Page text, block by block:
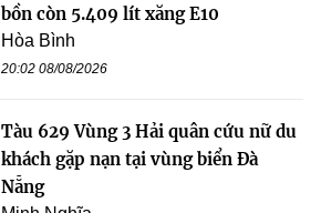
bồn còn 5.409 lít xăng E10
Hòa Bình
20:02 08/08/2026
Tàu 629 Vùng 3 Hải quân cứu nữ du
khách gặp nạn tại vùng biển Đà
Nẵng